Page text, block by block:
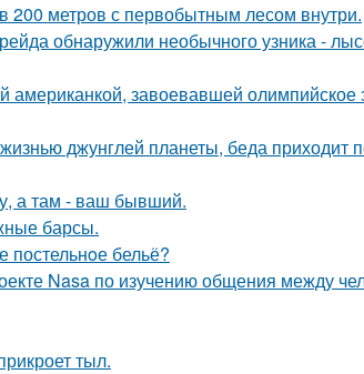
200 метров с первобытным лесом внутри.
обнаружили необычного узника -
американкой, завоевавшей олимпийское
джунглей планеты, беда приходит
а там - ваш бывший.
барсы.
постельнoе бельё?
Nasa по изучению общения между
тыл.